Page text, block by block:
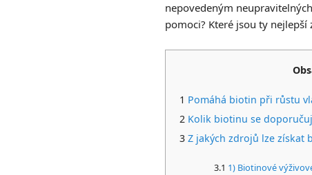
nepovedeným
pomoci? Které jsou ty nejlepší
Pomáhá biotin při růstu
Kolik biotinu se
Z jakých zdrojů lze získat
1) Biotinové